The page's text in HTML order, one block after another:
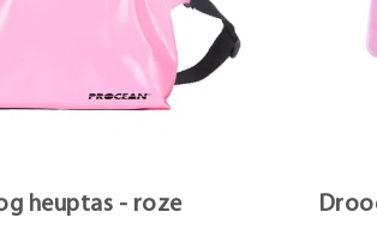
heuptas - roze